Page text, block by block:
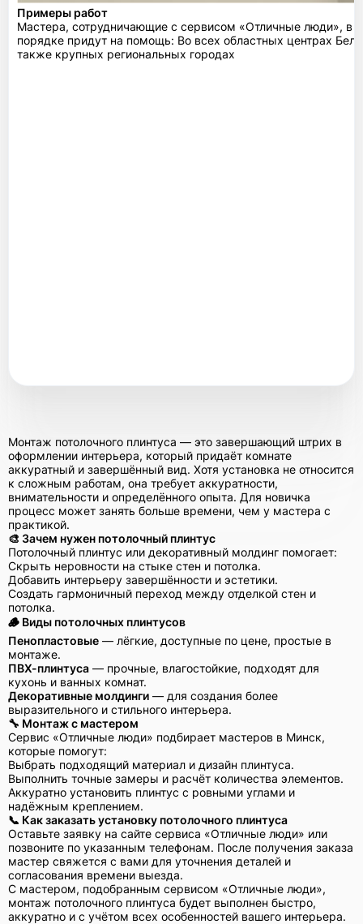
Примеры работ
Мастера, сотрудничающие с сервисом «Отличные люди», в
порядке придут на помощь: Во всех областных центрах
также крупных региональных городах
Монтаж потолочного плинтуса — это завершающий штрих в
оформлении интерьера, который придаёт комнате
аккуратный и завершённый вид. Хотя установка не относится
к сложным работам, она требует аккуратности,
внимательности и определённого опыта. Для новичка
процесс может занять больше времени, чем у мастера с
практикой.
🎨 Зачем нужен потолочный плинтус
Потолочный плинтус или декоративный молдинг помогает:
Скрыть неровности на стыке стен и потолка.
Добавить интерьеру завершённости и эстетики.
Создать гармоничный переход между отделкой стен и
потолка.
🪵 Виды потолочных плинтусов
Пенопластовые — лёгкие, доступные по цене, простые в
монтаже.
ПВХ-плинтуса — прочные, влагостойкие, подходят для
кухонь и ванных комнат.
Декоративные молдинги — для создания более
выразительного и стильного интерьера.
🔧 Монтаж с мастером
Сервис «Отличные люди» подбирает мастеров в Минск,
которые помогут:
Выбрать подходящий материал и дизайн плинтуса.
Выполнить точные замеры и расчёт количества элементов.
Аккуратно установить плинтус с ровными углами и
надёжным креплением.
📞 Как заказать установку потолочного плинтуса
Оставьте заявку на сайте сервиса «Отличные люди» или
позвоните по указанным телефонам. После получения заказа
мастер свяжется с вами для уточнения деталей и
согласования времени выезда.
С мастером, подобранным сервисом «Отличные люди»,
монтаж потолочного плинтуса будет выполнен быстро,
аккуратно и с учётом всех особенностей вашего интерьера.